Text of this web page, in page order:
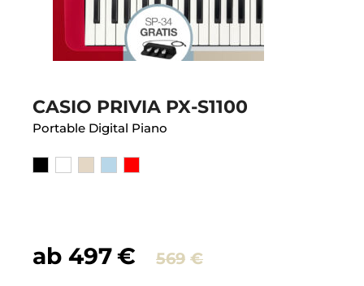
CASIO PRIVIA PX-S1100
Portable Digital Piano
569 €
ab 497€